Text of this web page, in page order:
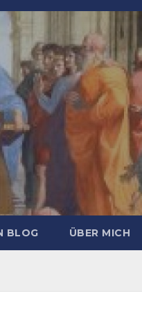
BLOG ÜBER MICH